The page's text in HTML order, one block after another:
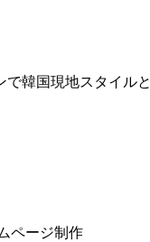
韓国現地スタイル
ページ制作